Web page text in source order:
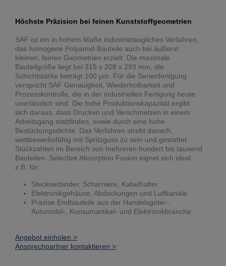
Höchste Präzision bei feinen Kunststoffgeometrien
SAF ist ein in hohem Maße industrietaugliches Verfahren,
das homogene Polyamid-Bauteile auch bei äußerst
kleinen, feinen Geometrien erzielt. Die maximale
Bauteilgröße liegt bei 315 x 208 x 293 mm, die
Schichtstärke beträgt 100 μm. Für die Serienfertigung
verspricht SAF Genauigkeit, Wiederholbarkeit und
Prozesskontrolle, die in der industriellen Fertigung heute
unerlässlich sind. Die hohe Produktionskapazität ergibt
sich daraus, dass Drucken und Verschmelzen in einem
Arbeitsgang stattfinden, sowie durch eine hohe
Bestückungsdichte. Das Verfahren strebt danach,
wettbewerbsfähig mit Spritzguss zu sein und gestattet
Stückzahlen im Bereich von mehreren hundert bis tausend
Bauteilen. Selective Absorption Fusion eignet sich ideal
z.B. für:
Steckverbinder, Scharniere, Kabelhalter
Elektronikgehäuse, Abdeckungen und Luftkanäle
Präzise Endbauteile aus der Handelsgüter-,
Automobil-, Konsumartikel- und Elektronikbranche
Angebot einholen >
Ansprechpartner kontaktieren >